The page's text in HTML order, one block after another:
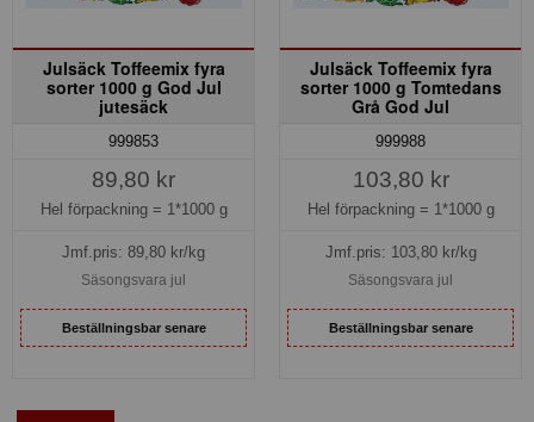
Julsäck Toffeemix fyra
sorter 1000 g God Jul
jutesäck
999853
89,80 kr
Hel förpackning = 1*1000 g
Jmf.pris: 89,80 kr/kg
Säsongsvara jul
Beställningsbar senare
Julsäck Toffeemix fyra
sorter 1000 g Tomtedans
Grå God Jul
999988
103,80 kr
Hel förpackning = 1*1000 g
Jmf.pris: 103,80kr/kg
Säsongsvara jul
Beställningsbar senare